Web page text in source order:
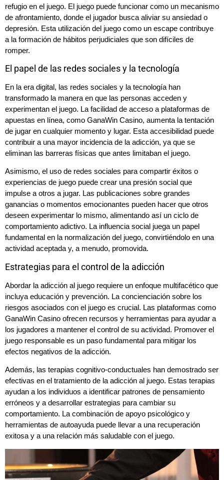
refugio en el juego. El juego puede funcionar como un mecanismo
de afrontamiento, donde el jugador busca aliviar su ansiedad o
depresión. Esta utilización del juego como un escape contribuye
a la formación de hábitos perjudiciales que son difíciles de
romper.
El papel de las redes sociales y la tecnología
En la era digital, las redes sociales y la tecnología han
transformado la manera en que las personas acceden y
experimentan el juego. La facilidad de acceso a plataformas de
apuestas en línea, como GanaWin Casino, aumenta la tentación
de jugar en cualquier momento y lugar. Esta accesibilidad puede
contribuir a una mayor incidencia de la adicción, ya que se
eliminan las barreras físicas que antes limitaban el juego.
Asimismo, el uso de redes sociales para compartir éxitos o
experiencias de juego puede crear una presión social que
impulse a otros a jugar. Las publicaciones sobre grandes
ganancias o momentos emocionantes pueden hacer que otros
deseen experimentar lo mismo, alimentando así un ciclo de
comportamiento adictivo. La influencia social juega un papel
fundamental en la normalización del juego, convirtiéndolo en una
actividad aceptada y, a menudo, promovida.
Estrategias para el control de la adicción
Abordar la adicción al juego requiere un enfoque multifacético que
incluya educación y prevención. La concienciación sobre los
riesgos asociados con el juego es crucial. Las plataformas como
GanaWin Casino ofrecen recursos y herramientas para ayudar a
los jugadores a mantener el control de su actividad. Promover el
juego responsable es un paso fundamental para mitigar los
efectos negativos de la adicción.
Además, las terapias cognitivo-conductuales han demostrado ser
efectivas en el tratamiento de la adicción al juego. Estas terapias
ayudan a los individuos a identificar patrones de pensamiento
erróneos y a desarrollar estrategias para cambiar su
comportamiento. La combinación de apoyo psicológico y
herramientas de autoayuda puede llevar a una recuperación
exitosa y a una relación más saludable con el juego.